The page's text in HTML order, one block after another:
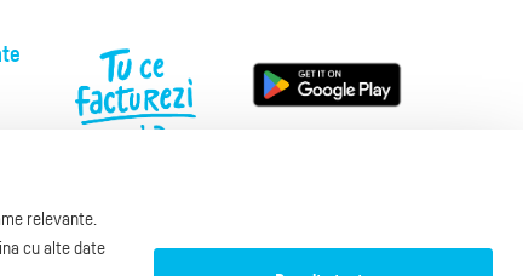
relevante.
cu alte date